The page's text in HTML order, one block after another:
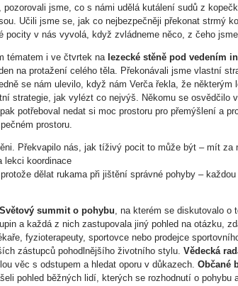
jsme, co s námi udělá kutálení sudů z
Učili jsme se, jak co nejbezpečněji překonat strmý
pocity v nás vyvolá, když zvládneme něco, z čeho
tématem i ve čtvrtek na lezecké stěně pod vedením
na protažení celého těla. Překonávali jsme vlastní
se nám ulevilo, když nám Verča řekla, že
strategie, jak vylézt co nejvýš. Někomu se osvědčilo
potřeboval nedat si moc prostoru pro přemýšlení a
prostoru.
Překvapilo nás, jak tíživý pocit to může být – mít za
lekci koordinace
dělat rukama při jištění správné pohyby –
Světový summit o pohybu, na kterém se diskutovalo o
a každá z nich zastupovala jiný pohled na otázku,
fyzioterapeuty, sportovce nebo prodejce
zástupců pohodlnějšího životního stylu.Vědecká
věc s odstupem a hledat oporu v důkazech.Občané
pohled běžných lidí, kterých se rozhodnutí o pohybu